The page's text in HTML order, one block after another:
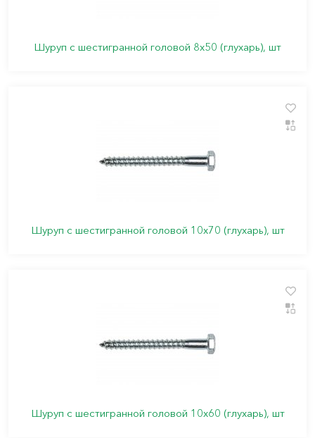
Шуруп с шестигранной головой 8х50 (глухарь), шт
Шуруп с шестигранной головой 10х70 (глухарь), шт
Шуруп с шестигранной головой 10х60 (глухарь), шт